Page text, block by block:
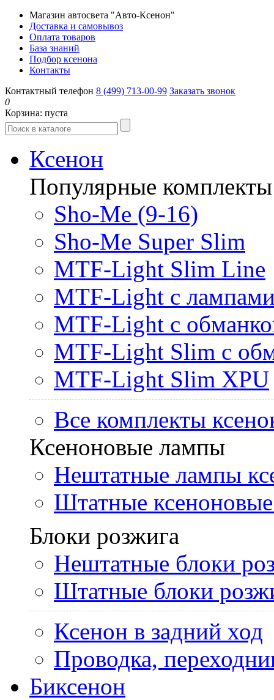
Магазин автосвета "Авто-Ксенон"
Доставка и самовывоз
Оплата товаров
База знаний
Подбор ксенона
Контакты
Контактный телефон 8 (499) 713-00-99 Заказать звонок
0
Корзина: пуста
Ксенон
Популярные комплекты
Sho-Me (9-16)
Sho-Me Super Slim
MTF-Light Slim Line
MTF-Light с
MTF-Light с
MTF-Light Slim с
MTF-Light Slim XPU
Все комплекты
Ксеноновые лампы
Нештатные лампы
Штатные
Блоки розжига
Нештатные блоки
Штатные блоки
Ксенон в задний ход
Проводка,
Биксенон